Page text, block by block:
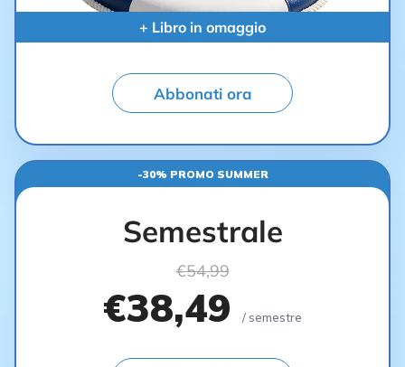
+ Libro in omaggio
Abbonati ora
-30% PROMO SUMMER
Semestrale
€54,99
€38,49 / semestre